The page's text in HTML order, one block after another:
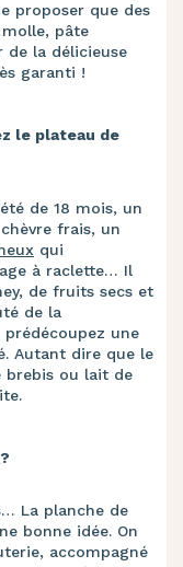
proposer que des
pâte
de la délicieuse
garanti !
le plateau de
de 18 mois, un
frais, un
qui
à raclette… Il
de fruits secs et
de la
une
Autant dire que le
brebis ou lait de
La planche de
bonne idée. On
accompagné